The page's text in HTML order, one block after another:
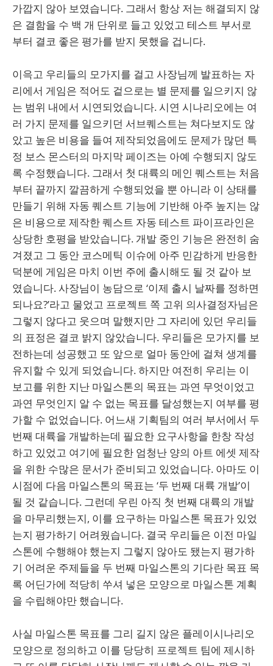
가깝지 않아 보였습니다. 그래서 항상 저는 해결되지 않
은 결함을 수 백 개 단위로 들고 있었고 테스트 부서로
부터 결코 좋은 평가를 받지 못했을 겁니다.
이윽고 우리들의 모가지를 걸고 사장님께 발표하는 자
리에서 게임은 적어도 겉으로는 별 문제를 일으키지 않
는 범위 내에서 시연되었습니다. 시연 시나리오에는 여
러 가지 문제를 일으키던 서브퀘스트는 쳐다보지도 않
았고 높은 비용을 들여 제작되었음에도 문제가 많던 특
정 보스 몬스터의 마지막 페이즈는 아예 수행되지 않도
록 수정했습니다. 그래서 첫 대륙의 메인 퀘스트는 처음
부터 끝까지 깔끔하게 수행되었을 뿐 아니라 이 상태를
만들기 위해 자동 퀘스트 기능에 기반해 아주 높지는 않
은 비용으로 제작한 퀘스트 자동 테스트 파이프라인은
상당한 호평을 받았습니다. 개발 중인 기능은 완전히 숨
겨졌고 그 동안 코스메틱 이슈에 아주 민감하게 반응한
덕분에 게임은 마치 이번 주에 출시해도 될 것 같아 보
였습니다. 사장님이 농담으로 ‘이제 출시 날짜를 정하면
되나요?’라고 물었고 프로젝트 쪽 고위 의사결정자님은
그렇지 않다고 웃으며 말했지만 그 자리에 있던 우리들
의 표정은 결코 밝지 않았습니다. 우리들은 모가지를 보
전하는데 성공했고 또 앞으로 얼마 동안에 걸쳐 생계를
유지할 수 있게 되었습니다. 하지만 여전히 우리는 이
보고를 위한 지난 마일스톤의 목표는 과연 무엇이었고
과연 무엇인지 알 수 없는 목표를 달성했는지 여부를 평
가할 수 없었습니다. 어느새 기획팀의 여러 부서에서 두
번째 대륙을 개발하는데 필요한 요구사항을 한창 작성
하고 있었고 여기에 필요한 엄청난 양의 아트 에셋 제작
을 위한 수많은 문서가 준비되고 있었습니다. 아마도 이
시점에 다음 마일스톤의 목표는 ‘두 번째 대륙 개발’이
될 것 같습니다. 그런데 우린 아직 첫 번째 대륙의 개발
을 마무리했는지, 이를 요구하는 마일스톤 목표가 있었
는지 평가하기 어려웠습니다. 결국 우리들은 이전 마일
스톤에 수행해야 했는지 그렇지 않아도 됐는지 평가하
기 어려운 주제들을 두 번째 마일스톤의 기다란 목표 목
록 어딘가에 적당히 쑤셔 넣은 모양으로 마일스톤 계획
을 수립해야만 했습니다.
사실 마일스톤 목표를 그리 길지 않은 플레이시나리오
모양으로 정의하고 이를 당당히 프로젝트 팀에 제시하